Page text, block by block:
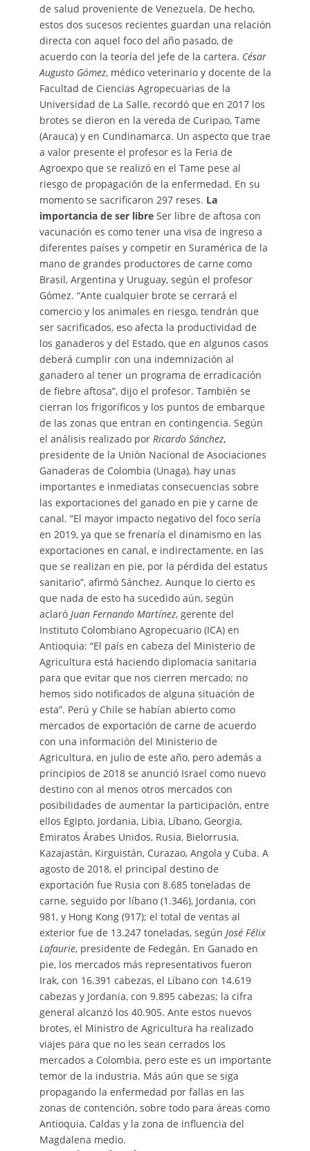
de salud proveniente de Venezuela. De hecho,
estos dos sucesos recientes guardan una relación
directa con aquel foco del año pasado, de
acuerdo con la teoría del jefe de la cartera. César
Augusto Gómez, médico veterinario y docente de la
Facultad de Ciencias Agropecuarias de la
Universidad de La Salle, recordó que en 2017 los
brotes se dieron en la vereda de Curipao, Tame
(Arauca) y en Cundinamarca. Un aspecto que trae
a valor presente el profesor es la Feria de
Agroexpo que se realizó en el Tame pese al
riesgo de propagación de la enfermedad. En su
momento se sacrificaron 297 reses. La
importancia de ser libreSer libre de aftosa con
vacunación es como tener una visa de ingreso a
diferentes países y competir en Suramérica de la
mano de grandes productores de carne como
Brasil, Argentina y Uruguay, según el profesor
Gómez. “Ante cualquier brote se cerrará el
comercio y los animales en riesgo, tendrán que
ser sacrificados, eso afecta la productividad de
los ganaderos y del Estado, que en algunos casos
deberá cumplir con una indemnización al
ganadero al tener un programa de erradicación
de fiebre aftosa”, dijo el profesor. También se
cierran los frigoríficos y los puntos de embarque
de las zonas que entran en contingencia. Según
el análisis realizado por Ricardo Sánchez,
presidente de la Unión Nacional de Asociaciones
Ganaderas de Colombia (Unaga), hay unas
importantes e inmediatas consecuencias sobre
las exportaciones del ganado en pie y carne de
canal. “El mayor impacto negativo del foco sería
en 2019, ya que se frenaría el dinamismo en las
exportaciones en canal, e indirectamente, en las
que se realizan en pie, por la pérdida del estatus
sanitario”, afirmó Sánchez. Aunque lo cierto es
que nada de esto ha sucedido aún, según
aclaró Juan Fernando Martínez, gerente del
Instituto Colombiano Agropecuario (ICA) en
Antioquia: “El país en cabeza del Ministerio de
Agricultura está haciendo diplomacia sanitaria
para que evitar que nos cierren mercado; no
hemos sido notificados de alguna situación de
esta”. Perú y Chile se habían abierto como
mercados de exportación de carne de acuerdo
con una información del Ministerio de
Agricultura, en julio de este año, pero además a
principios de 2018 se anunció Israel como nuevo
destino con al menos otros mercados con
posibilidades de aumentar la participación, entre
ellos Egipto, Jordania, Libia, Líbano, Georgia,
Emiratos Árabes Unidos, Rusia, Bielorrusia,
Kazajastán, Kirguistán, Curazao, Angola y Cuba. A
agosto de 2018, el principal destino de
exportación fue Rusia con 8.685 toneladas de
carne, seguido por líbano (1.346), Jordania, con
981, y Hong Kong (917); el total de ventas al
exterior fue de 13.247 toneladas, según José Félix
Lafaurie, presidente de Fedegán. En Ganado en
pie, los mercados más representativos fueron
Irak, con 16.391 cabezas, el Líbano con 14.619
cabezas y Jordania, con 9.895 cabezas; la cifra
general alcanzó los 40.905. Ante estos nuevos
brotes, el Ministro de Agricultura ha realizado
viajes para que no les sean cerrados los
mercados a Colombia, pero este es un importante
temor de la industria. Más aún que se siga
propagando la enfermedad por fallas en las
zonas de contención, sobre todo para áreas como
Antioquia, Caldas y la zona de influencia del
Magdalena medio.